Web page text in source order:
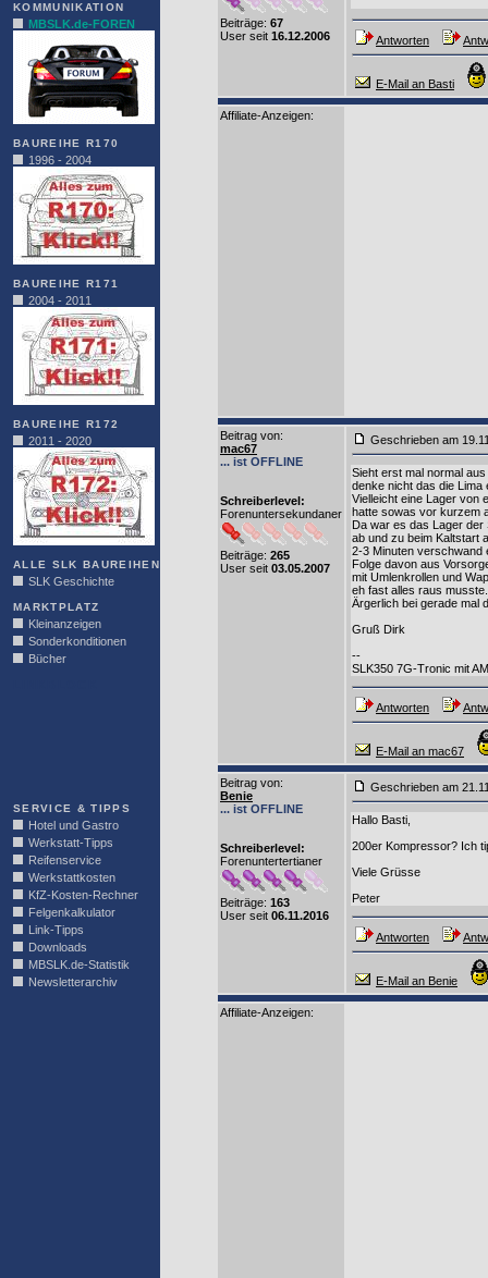
KOMMUNIKATION
MBSLK.de-FOREN
BAUREIHE R170
1996 - 2004
BAUREIHE R171
2004 - 2011
BAUREIHE R172
2011 - 2020
ALLE SLK BAUREIHEN
SLK Geschichte
MARKTPLATZ
Kleinanzeigen
Sonderkonditionen
Bücher
SERVICE & TIPPS
Hotel und Gastro
Werkstatt-Tipps
Reifenservice
Werkstattkosten
KfZ-Kosten-Rechner
Felgenkalkulator
Link-Tipps
Downloads
MBSLK.de-Statistik
Newsletterarchiv
Beiträge: 67
User seit 16.12.2006 Antworten
E-Mail an Basti
Affiliate-Anzeigen:
Beitrag von:
mac67
... ist OFFLINE
Schreiberlevel:
Forenuntersekundaner
Beiträge: 265
User seit 03.05.2007
Geschrieben am
Sieht erst mal normal
denke nicht das die Lima
Vielleicht eine Lager von
hatte sowas vor kurzem
Da war es das Lager der
ab und zu beim Kaltstart
2-3 Minuten verschwand
Folge davon aus
mit Umlenkrollen und
eh fast alles raus musste.
Ärgerlich bei gerade mal
Gruß Dirk
--
SLK350 7G-Tronic mit
Antworten
E-Mail an mac67
Beitrag von:
Benie
... ist OFFLINE
Schreiberlevel:
Forenuntertertianer
Beiträge: 163
User seit 06.11.2016
Geschrieben am
Hallo Basti,
200er Kompressor? Ich
Viele Grüsse
Peter
Antworten
E-Mail an Benie
Affiliate-Anzeigen: